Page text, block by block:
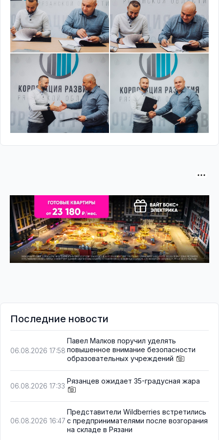
Последние новости
06.08.2026 17:58
Павел Малков поручил уделять
повышенное внимание безопасности
образовательных учреждений
06.08.2026 17:33
Рязанцев ожидает 35-градусная жара
06.08.2026 16:47
Представители Wildberries встретились
с предпринимателями после возгорания
на складе в Рязани